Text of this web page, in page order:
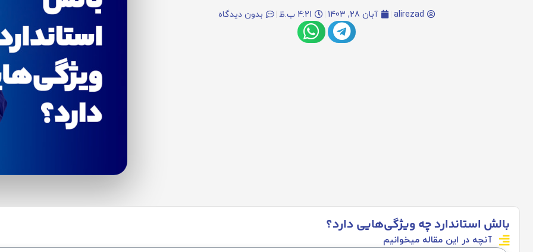
alirezad
آبان 28, 1403 4:21 ب.ظ بدون دیدگاه
بالش استاندارد چه ویژگی‌هایی دارد؟
آنچه در این مقاله میخوانیم